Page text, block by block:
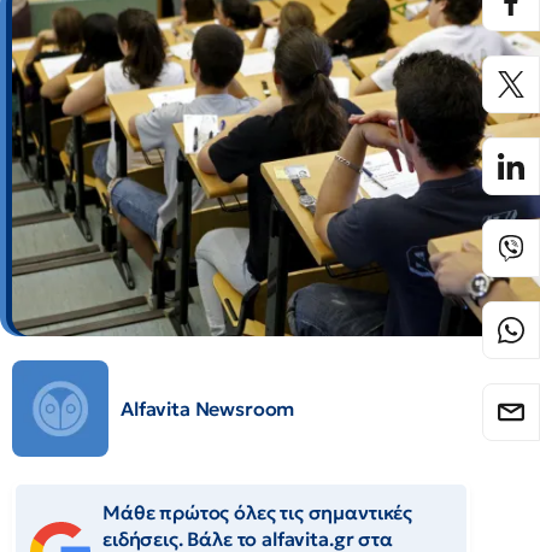
Alfavita Newsroom
Μάθε πρώτος όλες τις σημαντικές
ειδήσεις. Βάλε το alfavita.gr στα